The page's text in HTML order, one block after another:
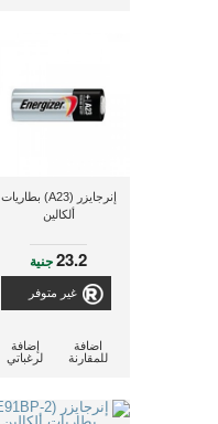
إنرجايزر (A23) بطاريات
ألكالين
23.2جنية
غير متوفر
إضافة
لرغباتي
اضافة
للمقارنة